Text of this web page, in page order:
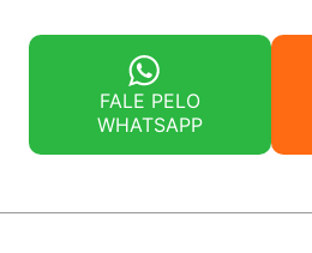
FALE PELO
WHATSAPP